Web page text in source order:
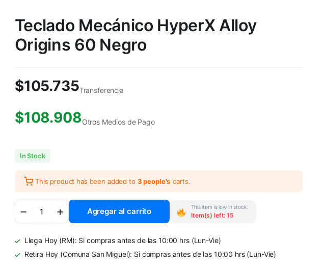
Teclado Mecánico HyperX Alloy
Origins 60 Negro
$105.735Transferencia
$108.908Otros Medios de Pago
In Stock
This product has been added to 3 people's carts.
Mecánico
HyperX
Origins
60
Agregar al carrito This item is low in stock.
Item(s) left: 15
Llega Hoy (RM): Si compras antes de las 10:00 hrs (Lun-Vie)
Retira Hoy (Comuna San Miguel): Si compras antes de las 10:00 hrs (Lun-Vie)